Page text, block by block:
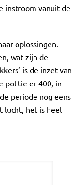
instroom vanuit de
oplossingen.
wat zijn de
is de inzet van
politie er 400, in
periode nog eens
lucht, het is heel